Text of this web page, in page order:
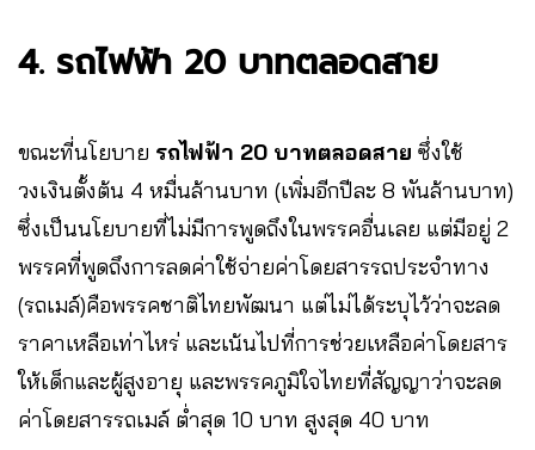
4. รถไฟฟ้า 20 บาทตลอดสาย
ขณะที่นโยบาย รถไฟฟ้า 20 บาทตลอดสาย ซึ่งใช้
วงเงินตั้งต้น 4 หมื่นล้านบาท (เพิ่มอีกปีละ 8 พันล้านบาท)
ซึ่งเป็นนโยบายที่ไม่มีการพูดถึงในพรรคอื่นเลย แต่มีอยู่ 2
พรรคที่พูดถึงการลดค่าใช้จ่ายค่าโดยสารรถประจำทาง
(รถเมล์)คือพรรคชาติไทยพัฒนา แต่ไม่ได้ระบุไว้ว่าจะลด
ราคาเหลือเท่าไหร่ และเน้นไปที่การช่วยเหลือค่าโดยสาร
ให้เด็กและผู้สูงอายุ และพรรคภูมิใจไทยที่สัญญาว่าจะลด
ค่าโดยสารรถเมล์ ต่ำสุด 10 บาท สูงสุด 40 บาท